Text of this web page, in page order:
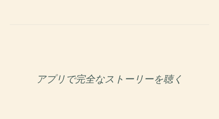
アプリで完全なストーリーを聴く